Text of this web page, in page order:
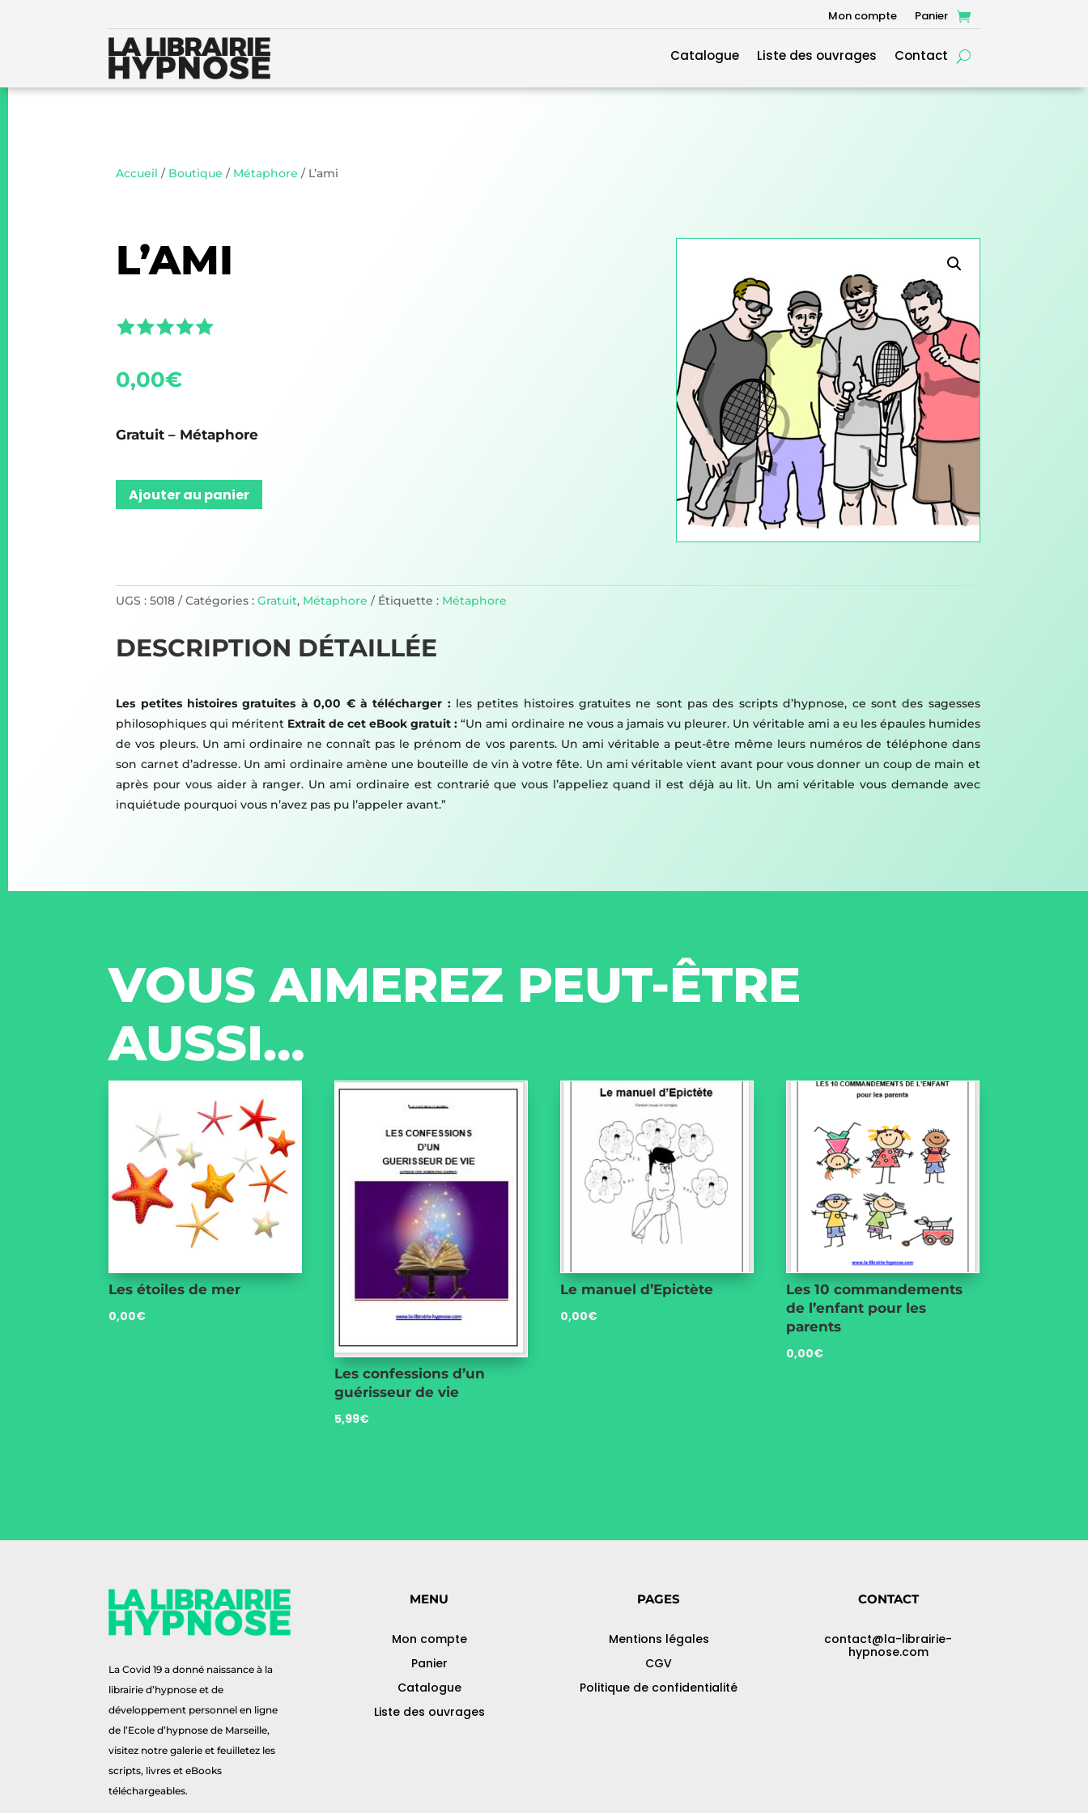
Mon compte Panier
Catalogue Liste des ouvrages Contact
Accueil / Boutique / Métaphore / L’ami
L’AMI
0,00€
Gratuit – Métaphore
Ajouter au panier
UGS :5018 Catégories :Gratuit, Métaphore Étiquette : Métaphore
DESCRIPTION DÉTAILLÉE
Les petites histoires gratuites à 0,00 € à télécharger :les petites histoires gratuites ne sont pas des scripts d’hypnose, ce sont des sagesses
philosophiques qui méritent Extrait de cet eBook gratuit : “Un ami ordinaire ne vous a jamais vu pleurer. Un véritable ami a eu les épaules humides
de vos pleurs. Un ami ordinaire ne connaît pas le prénom de vos parents. Un ami véritable a peut-être même leurs numéros de téléphone dans
son carnet d’adresse. Un ami ordinaire amène une bouteille de vin à votre fête. Un ami véritable vient avant pour vous donner un coup de main et
après pour vous aider à ranger. Un ami ordinaire est contrarié que vous l’appeliez quand il est déjà au lit. Un ami véritable vous demande avec
inquiétude pourquoi vous n’avez pas pu l’appeler avant.”
VOUS AIMEREZ PEUT-ÊTRE
AUSSI…
Les étoiles de mer
0,00€
Les confessions d’un
guérisseur de vie
5,99€
Le manuel d’Epictète
0,00€
Les 10 commandements
de l’enfant pour les
parents
0,00€
La Covid 19 a donné naissance à la
librairie d’hypnose et de
développement personnel en ligne
de l’Ecole d’hypnose de Marseille,
visitez notre galerie et feuilletez les
scripts, livres et eBooks
téléchargeables.
MENU
Mon compte
Panier
Catalogue
Liste des ouvrages
PAGES
Mentions légales
CGV
Politique de confidentialité
CONTACT
contact@la-librairie-
hypnose.com